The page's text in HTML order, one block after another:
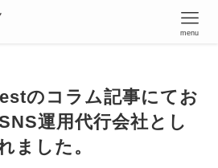
menu
のコラム記事にてお
運用代行会社とし
ました。